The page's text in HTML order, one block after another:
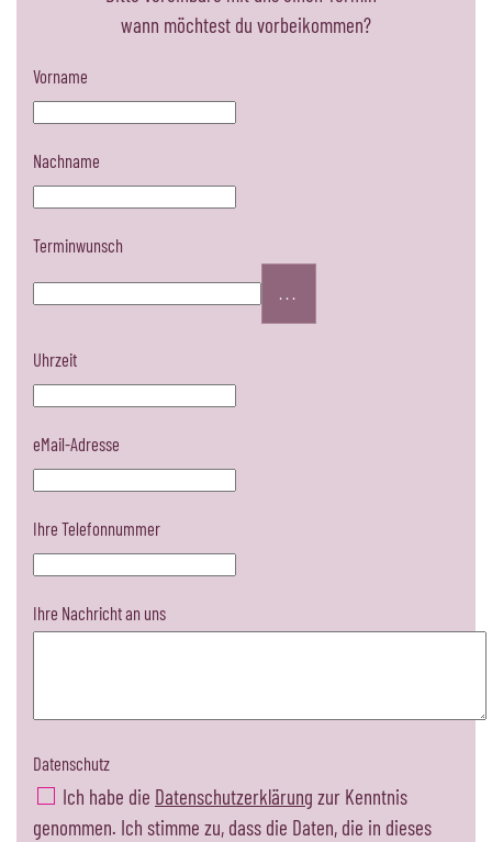
wann möchtest du vorbeikommen?
Vorname
Nachname
Terminwunsch
...
Uhrzeit
eMail-Adresse
Ihre Telefonnummer
Ihre Nachricht an uns
Datenschutz
Ich habe die Datenschutzerklärung zur Kenntnis
genommen. Ich stimme zu, dass die Daten, die in dieses